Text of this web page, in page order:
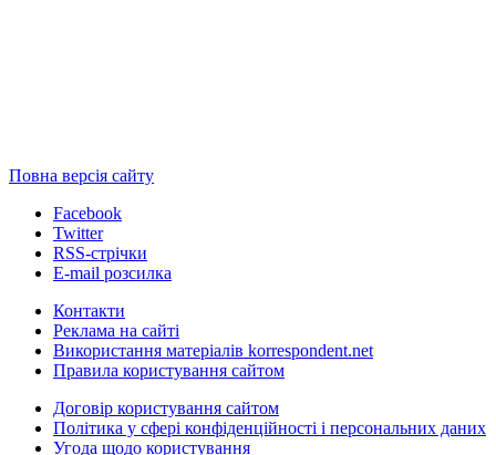
Повна версія сайту
Facebook
Twitter
RSS-стрічки
E-mail розсилка
Контакти
Реклама на сайті
Використання матеріалів korrespondent.net
Правила користування сайтом
Договір користування сайтом
Політика у сфері конфіденційності і персональних даних
Угода щодо користування